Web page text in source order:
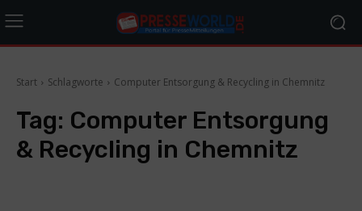
Start Schlagworte Computer Entsorgung & Recycling in Chemnitz
Tag: Computer Entsorgung
& Recycling in Chemnitz